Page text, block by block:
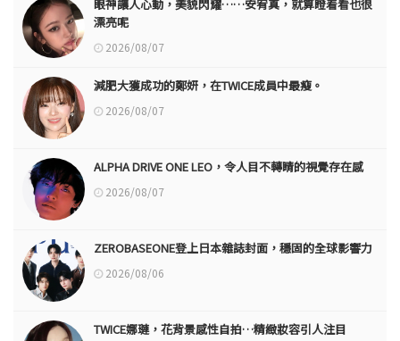
眼神讓人心動，美貌閃耀……安宥真，就算瞪着看也很
漂亮呢
2026/08/07
減肥大獲成功的鄭妍，在TWICE成員中最瘦。
2026/08/07
ALPHA DRIVE ONE LEO，令人目不轉睛的視覺存在感
2026/08/07
ZEROBASEONE登上日本雜誌封面，穩固的全球影響力
2026/08/06
TWICE娜璉，花背景感性自拍…精緻妝容引人注目